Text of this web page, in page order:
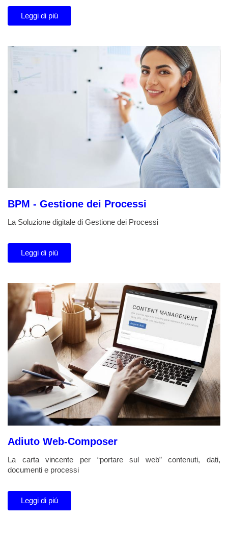
Leggi di piú
BPM - Gestione dei Processi
La Soluzione digitale di Gestione dei Processi
Leggi di piú
Adiuto Web-Composer
La carta vincente per “portare sul web” contenuti, dati,
documenti e processi
Leggi di piú